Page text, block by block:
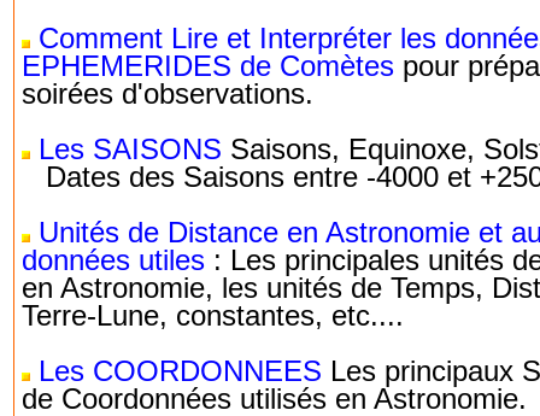
Comment Lire et Interpréter les
EPHEMERIDES de Comètes pour
soirées d'observations.
Les SAISONS Saisons, Equinoxe,
Dates des Saisons entre -4000 et
Unités de Distance en Astronomie et
données utiles : Les principales unités
en Astronomie, les unités de Temps,
Terre-Lune, constantes, etc....
Les COORDONNEES Les principaux
de Coordonnées utilisés en Astronomie.